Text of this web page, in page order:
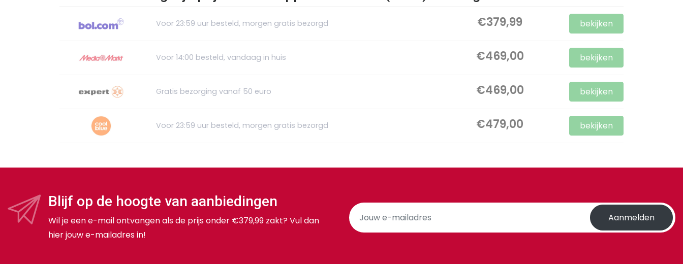
Voor 23:59 uur besteld, morgen gratis bezorgd €379,99 bekijken
Voor 14:00 besteld, vandaag in huis €469,00 bekijken
Gratis bezorging vanaf 50 euro €469,00 bekijken
Voor 23:59 uur besteld, morgen gratis bezorgd €479,00 bekijken
Blijf op de hoogte van aanbiedingen
Wil je een e-mail ontvangen als de prijs onder €379,99 zakt? Vul dan
hier jouw e-mailadres in!
Aanmelden